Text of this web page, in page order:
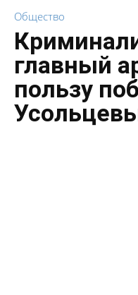
Общество
главный
пользу